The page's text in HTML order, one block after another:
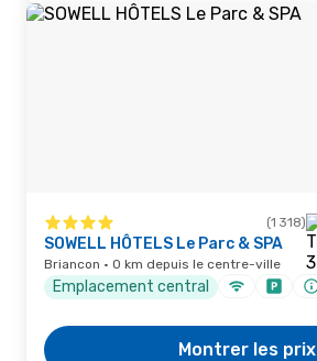
(1 318)
SOWELL HÔTELS Le Parc & SPA
Briancon · 0 km depuis le centre-ville
Emplacement central
Montrer les prix